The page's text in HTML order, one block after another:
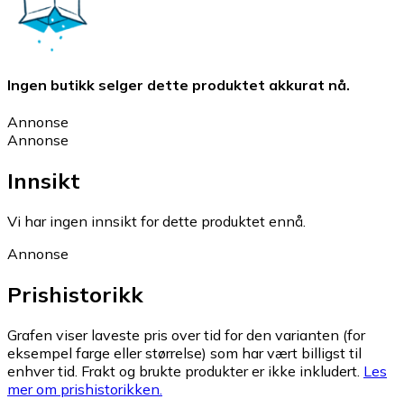
Ingen butikk selger dette produktet akkurat nå.
Annonse
Annonse
Innsikt
Vi har ingen innsikt for dette produktet ennå.
Annonse
Prishistorikk
Grafen viser laveste pris over tid for den varianten (for
eksempel farge eller størrelse) som har vært billigst til
enhver tid. Frakt og brukte produkter er ikke inkludert. Les
mer om prishistorikken.